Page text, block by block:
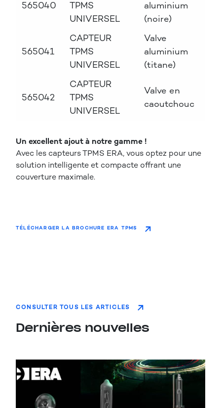
565040
TPMS
UNIVERSEL
aluminium
(noire)
565041
CAPTEUR
TPMS
UNIVERSEL
Valve
aluminium
(titane)
565042
CAPTEUR
TPMS
UNIVERSEL
Valve en
caoutchouc
Un excellent ajout à notre gamme !
Avec les capteurs TPMS ERA, vous optez pour une
solution intelligente et compacte offrant une
couverture maximale.
TÉLÉCHARGER LA BROCHURE ERA TPMS
Dernières nouvelles
CONSULTER TOUS LES ARTICLES